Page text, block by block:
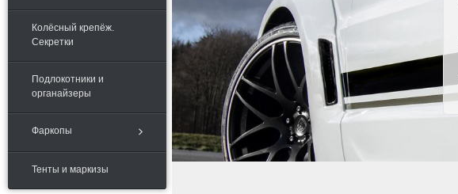
Колёсный крепёж.
Секретки
Подлокотники и
органайзеры
Фаркопы
Тенты и маркизы